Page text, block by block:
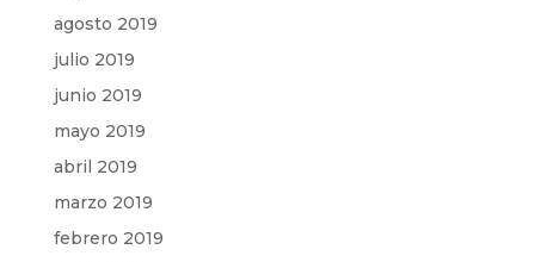
agosto 2019
julio 2019
junio 2019
mayo 2019
abril 2019
marzo 2019
febrero 2019